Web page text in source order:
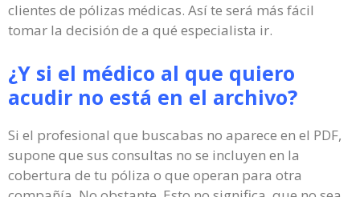
clientes de pólizas médicas. Así te será más fácil
tomar la decisión de a qué especialista ir.
¿Y si el médico al que quiero
acudir no está en el archivo?
Si el profesional que buscabas no aparece en el PDF,
supone que sus consultas no se incluyen en la
cobertura de tu póliza o que operan para otra